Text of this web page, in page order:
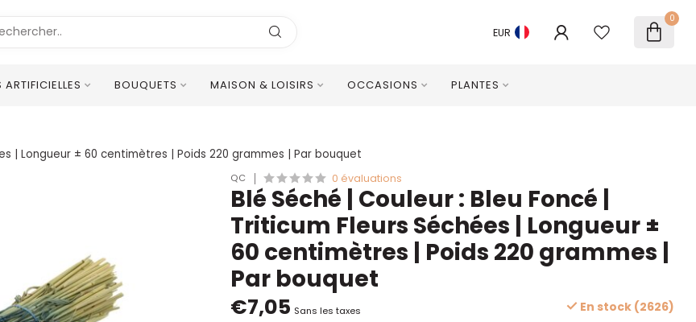
EUR
0
ARTIFICIELLES BOUQUETS MAISON & LOISIRS OCCASIONS PLANTES
| Longueur ± 60 centimètres | Poids 220 grammes | Par bouquet
QC 0 évaluations
Blé Séché | Couleur : Bleu Foncé |
Triticum Fleurs Séchées | Longueur ±
60 centimètres | Poids 220 grammes |
Par bouquet
€7,05 Sans les taxes En stock (2626)